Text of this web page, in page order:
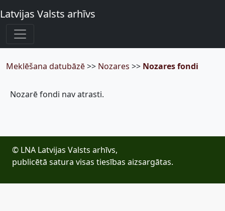
Latvijas Valsts arhīvs
Meklēšana datubāzē>> Nozares >> Nozares fondi
Nozarē fondi nav atrasti.
© LNA Latvijas Valsts arhīvs,
publicētā satura visas tiesības aizsargātas.